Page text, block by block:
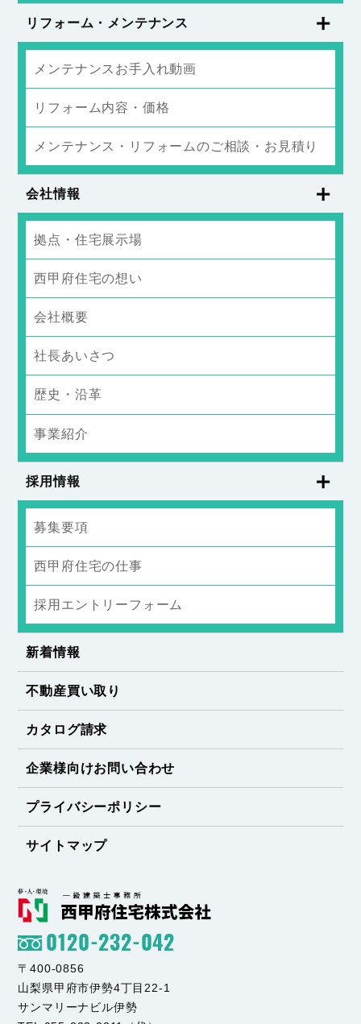
リフォーム・メンテナンス
メンテナンスお手入れ動画
リフォーム内容・価格
メンテナンス・リフォームのご相談・お見積り
会社情報
拠点・住宅展示場
西甲府住宅の想い
会社概要
社長あいさつ
歴史・沿革
事業紹介
採用情報
募集要項
西甲府住宅の仕事
採用エントリーフォーム
新着情報
不動産買い取り
カタログ請求
企業様向けお問い合わせ
プライバシーポリシー
サイトマップ
0120-232-042
〒400-0856
山梨県甲府市伊勢4丁目22-1
サンマリーナビル伊勢